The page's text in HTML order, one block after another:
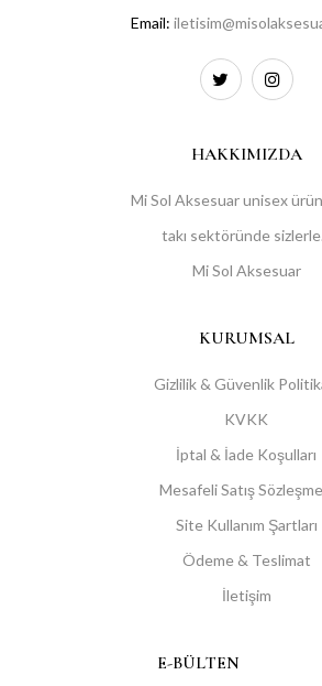
Email:
HAKKIMIZDA
Mi Sol Aksesuar unisex
takı sektöründe
Mi Sol Aksesuar
KURUMSAL
Gizlilik & Güvenlik
KVKK
İptal & İade Koşulları
Mesafeli Satış
Site Kullanım Şartları
Ödeme & Teslimat
İletişim
E-BÜLTEN